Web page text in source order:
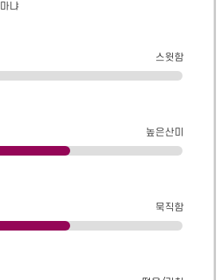
냐
스윗함
높은산미
묵직함